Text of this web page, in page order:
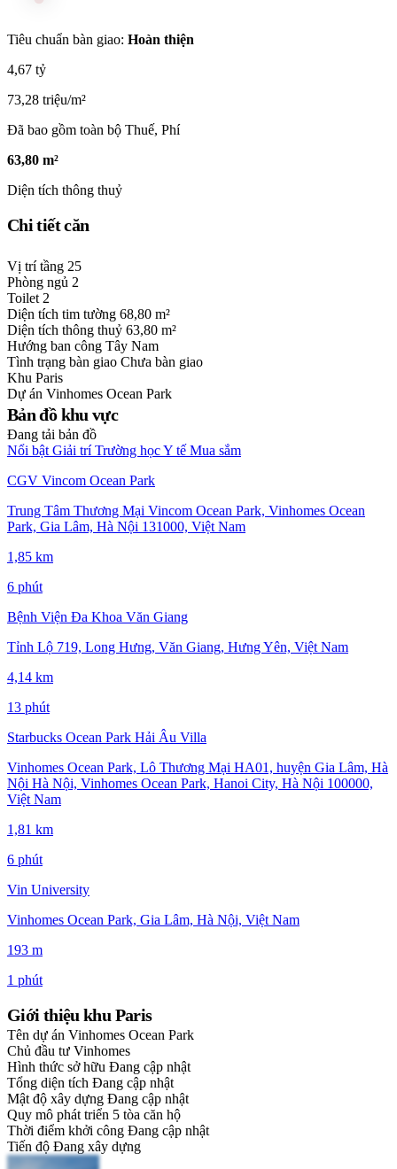
Tiêu chuẩn bàn giao: Hoàn thiện
4,67 tỷ
73,28 triệu/m²
Đã bao gồm toàn bộ Thuế, Phí
63,80 m²
Diện tích thông thuỷ
Chi tiết căn
Vị trí tầng 25
Phòng ngủ 2
Toilet 2
Diện tích tim tường 68,80 m²
Diện tích thông thuỷ 63,80 m²
Hướng ban công Tây Nam
Tình trạng bàn giao Chưa bàn giao
Khu Paris
Dự án Vinhomes Ocean Park
Bản đồ khu vực
Đang tải bản đồ
Nổi bật Giải trí Trường họcY tế Mua sắm
CGV Vincom Ocean Park
Trung Tâm Thương Mại Vincom Ocean Park, Vinhomes Ocean
Park, Gia Lâm, Hà Nội 131000, Việt Nam
1,85 km
6 phút
Bệnh Viện Đa Khoa Văn Giang
Tỉnh Lộ 719, Long Hưng, Văn Giang, Hưng Yên, Việt Nam
4,14 km
13 phút
Starbucks Ocean Park Hải Âu Villa
Vinhomes Ocean Park, Lô Thương Mại HA01, huyện Gia Lâm, Hà
Nội Hà Nội, Vinhomes Ocean Park, Hanoi City, Hà Nội 100000,
Việt Nam
1,81 km
6 phút
Vin University
Vinhomes Ocean Park, Gia Lâm, Hà Nội, Việt Nam
193 m
1 phút
Giới thiệu khu Paris
Tên dự án Vinhomes Ocean Park
Chủ đầu tư Vinhomes
Hình thức sở hữu Đang cập nhật
Tổng diện tích Đang cập nhật
Mật độ xây dựng Đang cập nhật
Quy mô phát triển 5 tòa căn hộ
Thời điểm khởi công Đang cập nhật
Tiến độ Đang xây dựng